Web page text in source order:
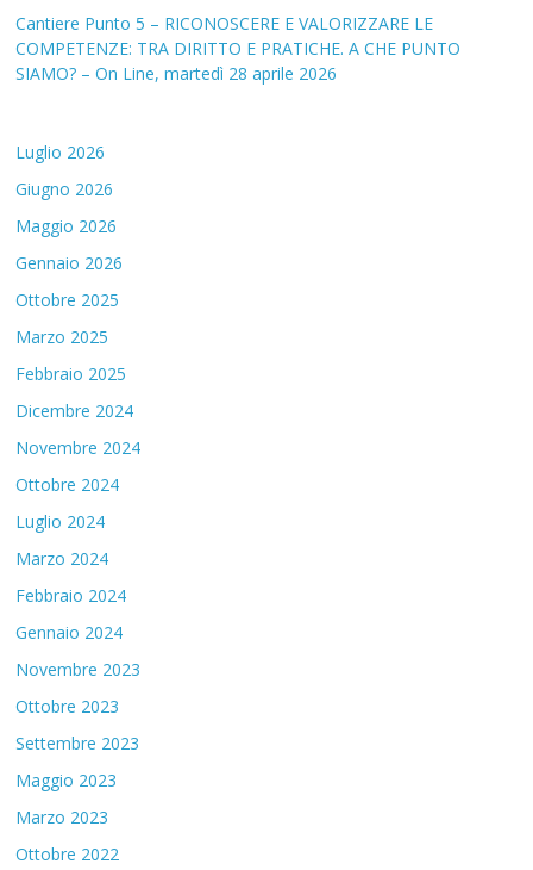
Cantiere Punto 5 – RICONOSCERE E VALORIZZARE LE
COMPETENZE: TRA DIRITTO E PRATICHE. A CHE PUNTO
SIAMO? – On Line, martedì 28 aprile 2026
Luglio 2026
Giugno 2026
Maggio 2026
Gennaio 2026
Ottobre 2025
Marzo 2025
Febbraio 2025
Dicembre 2024
Novembre 2024
Ottobre 2024
Luglio 2024
Marzo 2024
Febbraio 2024
Gennaio 2024
Novembre 2023
Ottobre 2023
Settembre 2023
Maggio 2023
Marzo 2023
Ottobre 2022